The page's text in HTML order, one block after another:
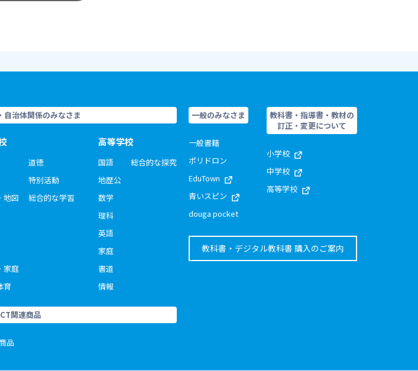
自治体関係のみなさま
地図
家庭
育
道徳
特別活動
総合的な学習
高等学校
国語
地歴公
数学
理科
英語
家庭
書道
情報
総合的な探究
関連商品
品
一般のみなさま
一般書籍
ポリドロン
EduTown
青いスピン
douga pocket
教科書・指導書・教材の
訂正・変更について
小学校
中学校
高等学校
教科書・デジタル教科書 購入のご案内